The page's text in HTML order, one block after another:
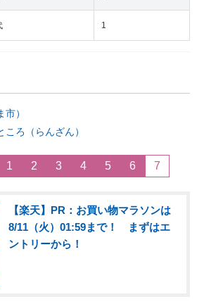
1
）
ろ（らんざん）
1 2 3 4 5 6 7
【楽天】PR：お買い物マラソンは
8/11（火）01:59まで！ まずはエ
ントリーから！